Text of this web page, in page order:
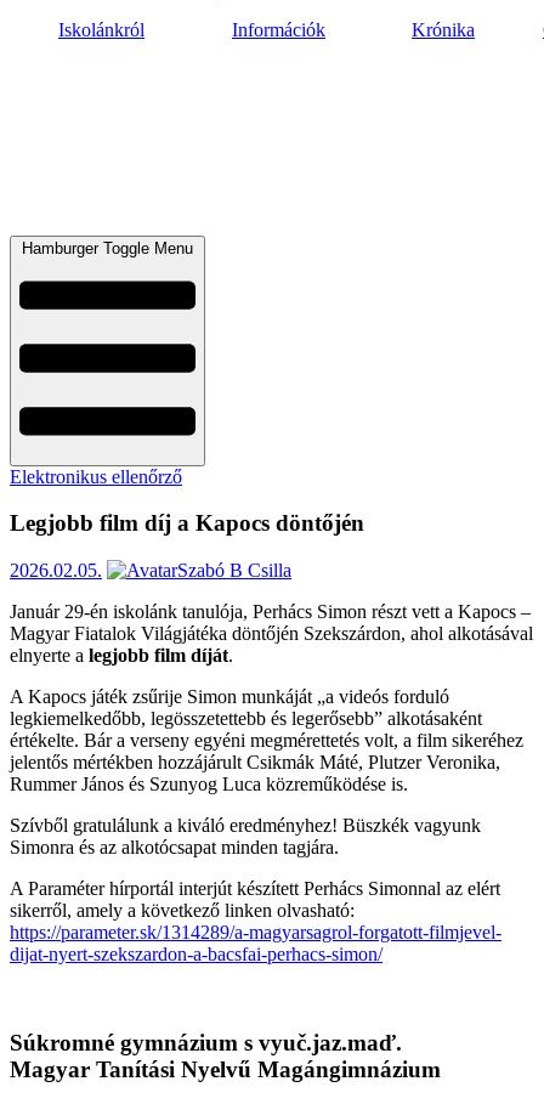
Iskolánkról
Információk Krónika
Hamburger Toggle Menu
Elektronikus ellenőrző
Legjobb film díj a Kapocs döntőjén
2026.02.05.
Szabó B Csilla
Január 29-én iskolánk tanulója, Perhács Simon részt vett a Kapocs –
Magyar Fiatalok Világjátéka döntőjén Szekszárdon, ahol alkotásával
elnyerte a legjobb film díját.
A Kapocs játék zsűrije Simon munkáját „a videós forduló
legkiemelkedőbb, legösszetettebb és legerősebb” alkotásaként
értékelte. Bár a verseny egyéni megmérettetés volt, a film sikeréhez
jelentős mértékben hozzájárult Csikmák Máté, Plutzer Veronika,
Rummer János és Szunyog Luca közreműködése is.
Szívből gratulálunk a kiváló eredményhez! Büszkék vagyunk
Simonra és az alkotócsapat minden tagjára.
A Paraméter hírportál interjút készített Perhács Simonnal az elért
sikerről, amely a következő linken olvasható:
https://parameter.sk/1314289/a-magyarsagrol-forgatott-filmjevel-
dijat-nyert-szekszardon-a-bacsfai-perhacs-simon/
Súkromné gymnázium s vyuč.jaz.maď.
Magyar Tanítási Nyelvű Magángimnázium